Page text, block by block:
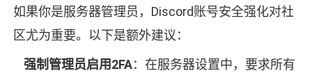
如果你是服务器管理员，Discord账号安全强化对社
区尤为重要。以下是额外建议：
强制管理员启用2FA：在服务器设置中，要求所有